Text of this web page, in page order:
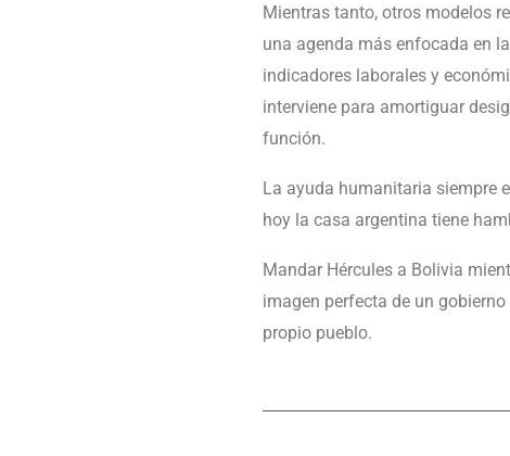
Mientras tanto, otros modelos
una agenda más enfocada en
indicadores laborales y
interviene para amortiguar
función.
La ayuda humanitaria siempre
hoy la casa argentina tiene
Mandar Hércules a Bolivia
imagen perfecta de un
propio pueblo.